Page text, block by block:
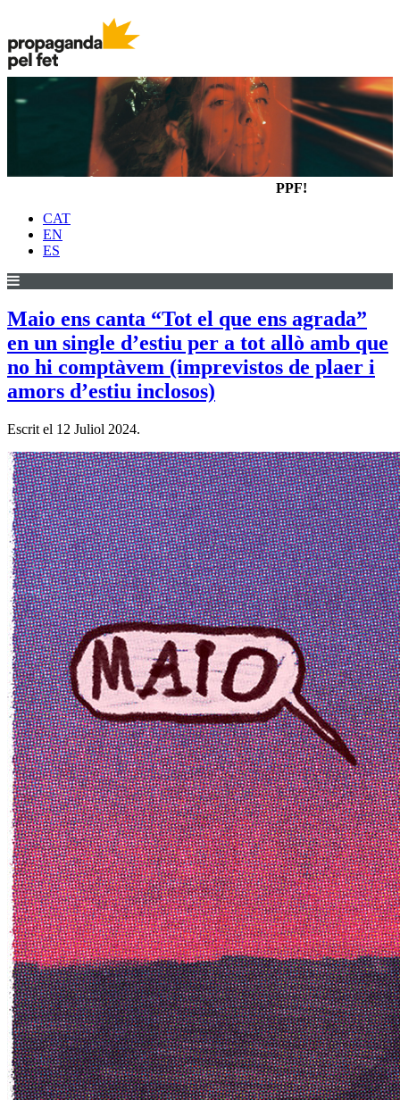
PPF!
CAT
EN
ES
Maio ens canta “Tot el que ens agrada”
en un single d’estiu per a tot allò amb que
no hi comptàvem (imprevistos de plaer i
amors d’estiu inclosos)
Escrit el 12 Juliol 2024.